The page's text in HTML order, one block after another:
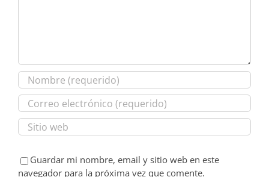
Guardar mi nombre, email y sitio web en este
navegador para la próxima vez que comente.